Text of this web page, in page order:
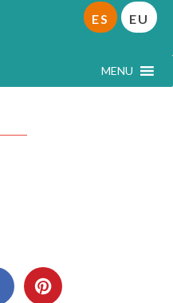
MENU
ES EU